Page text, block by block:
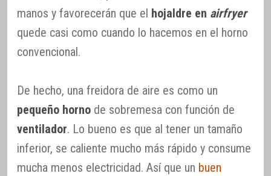
manos y favorecerán que el hojaldre en airfryer
quede casi como cuando lo hacemos en el horno
convencional.
De hecho, una freidora de aire es como un
pequeño horno de sobremesa con función de
ventilador. Lo bueno es que al tener un tamaño
inferior, se caliente mucho más rápido y consume
mucha menos electricidad. Así que un buen